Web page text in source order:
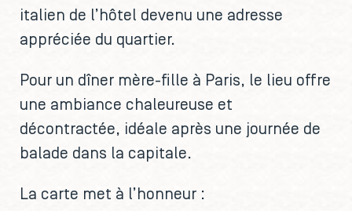
italien de l’hôtel devenu une adresse
appréciée du quartier.
Pour un dîner mère-fille à Paris, le lieu offre
une ambiance chaleureuse et
décontractée, idéale après une journée de
balade dans la capitale.
La carte met à l’honneur :